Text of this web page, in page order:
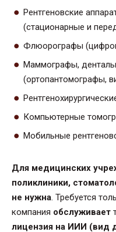
Рентгеновские
(стационарные и
Флюорографы
Маммографы,
(ортопантомографы,
Компьютерные
Мобильные
Для медицинских
поликлиники,
не нужна. Требуется
компания обслуживает
лицензия на ИИИ (вид